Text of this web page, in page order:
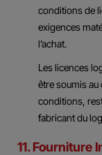
conditions de
exigences
l’achat.
Les licences
être soumis au
conditions,
fabricant du
11. Fourniture